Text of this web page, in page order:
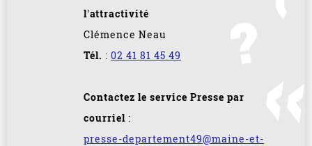
l'attractivité
Clémence Neau
Tél. : 02 41 81 45 49
Contactez le service Presse par
courriel :
presse-departement49@maine-et-